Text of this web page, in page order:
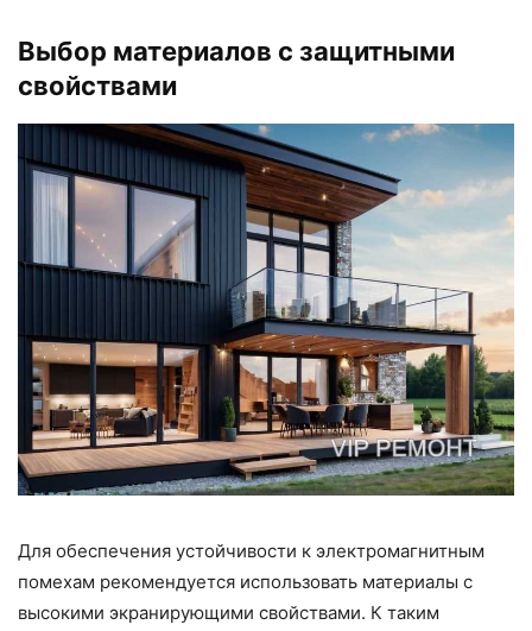
Выбор материалов с защитными
свойствами
Для обеспечения устойчивости к электромагнитным
помехам рекомендуется использовать материалы с
высокими экранирующими свойствами. К таким